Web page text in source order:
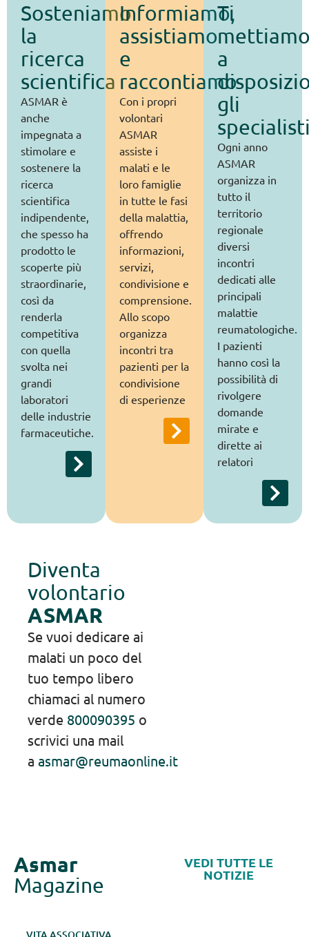
Sosteniamo
la
ricerca
scientifica
ASMAR è
anche
impegnata a
stimolare e
sostenere la
ricerca
scientifica
indipendente,
che spesso ha
prodotto le
scoperte più
straordinarie,
così da
renderla
competitiva
con quella
svolta nei
grandi
laboratori
delle industrie
farmaceutiche.
Informiamo,
assistiamo
e
raccontiamo
Con i propri
volontari
ASMAR
assiste i
malati e le
loro famiglie
in tutte le fasi
della malattia,
offrendo
informazioni,
servizi,
condivisione e
comprensione.
Allo scopo
organizza
incontri tra
pazienti per la
condivisione
di esperienze
Ti
a
gli
Ogni anno
ASMAR
organizza in
tutto il
territorio
regionale
diversi
incontri
dedicati alle
principali
malattie
reumatologiche.
I pazienti
hanno così la
possibilità di
rivolgere
domande
mirate e
dirette ai
relatori
Diventa
volontario
ASMAR
Se vuoi dedicare ai
malati un poco del
tuo tempo libero
chiamaci al numero
verde 800090395 o
scrivici una mail
a asmar@reumaonline.it
Asmar
Magazine
VEDI TUTTE LE
NOTIZIE